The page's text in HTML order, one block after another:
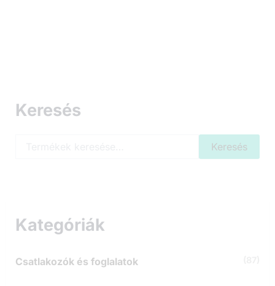
Keresés
a
v
Keresés
Kategóriák
Csatlakozók és foglalatok